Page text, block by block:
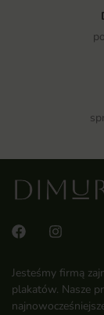
Jesteśmy firmą
plakatów. Nasze